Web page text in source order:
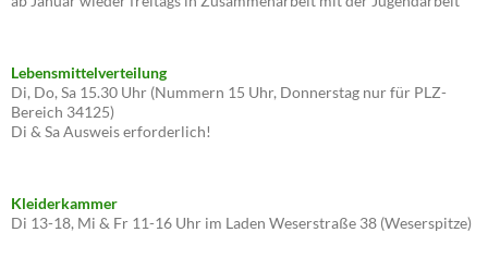
Lebensmittelverteilung
Di, Do, Sa 15.30 Uhr (Nummern 15 Uhr, Donnerstag nur für PLZ-
Bereich 34125)
Di & Sa Ausweis erforderlich!
Kleiderkammer
Di 13-18, Mi & Fr 11-16 Uhr im Laden Weserstraße 38 (Weserspitze)